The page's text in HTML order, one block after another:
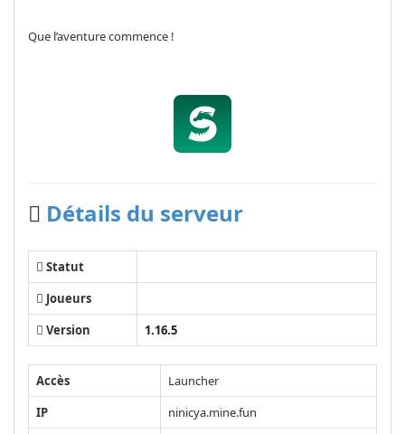
Que l’aventure commence !
Détails du serveur
Statut
Joueurs
Version
1.16.5
Accès
Launcher
IP
ninicya.mine.fun